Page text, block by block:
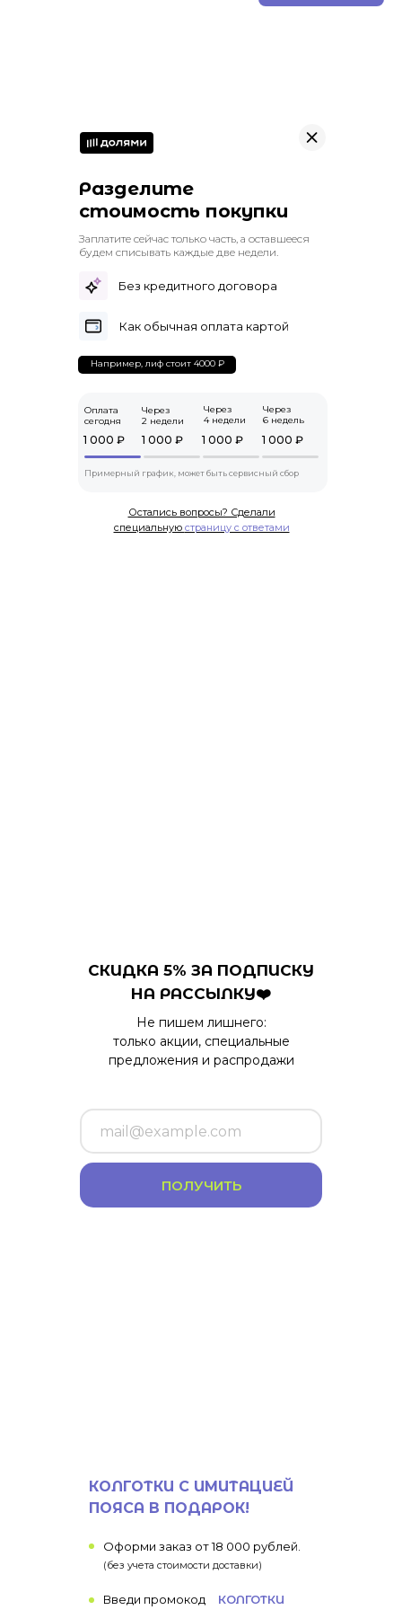
Через
6 недель
1 000 ₽
Через
4 недели
1 000 ₽
Через
2 недели
1 000 ₽
Примерный график, может быть сервисный сбор
Оплата
сегодня
1 000 ₽
Остались вопросы? Сделали
специальную страницу с ответами
Как обычная оплата картой
Без кредитного договора
Заплатите сейчас только часть, а оставшееся
будем списывать каждые две недели.
Разделите
стоимость покупки
Например, лиф стоит 4000 ₽
ПОЛУЧИТЬ
Не пишем лишнего:
только акции, специальные
предложения и распродажи
СКИДКА 5% ЗА ПОДПИСКУ
НА РАССЫЛКУ❤️
Оформи заказ от 18 000 рублей.
(без учета стоимости доставки)
КОЛГОТКИ С ИМИТАЦИЕЙ
ПОЯСА В ПОДАРОК!
Введи промокод КОЛГОТКИ